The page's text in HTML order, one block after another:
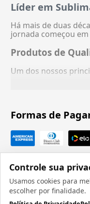
Controle sua
Usamos cookies para
escolher por finalidade.
Líder em
Há mais de duas
jornada começou
Produtos de
Um dos nossos
Formas de